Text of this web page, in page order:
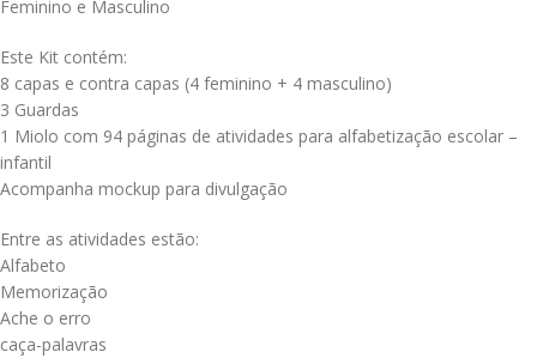
Feminino e Masculino
Este Kit contém:
8 capas e contra capas (4 feminino + 4 masculino)
3 Guardas
1 Miolo com 94 páginas de atividades para alfabetização escolar –
infantil
Acompanha mockup para divulgação
Entre as atividades estão:
Alfabeto
Memorização
Ache o erro
caça-palavras